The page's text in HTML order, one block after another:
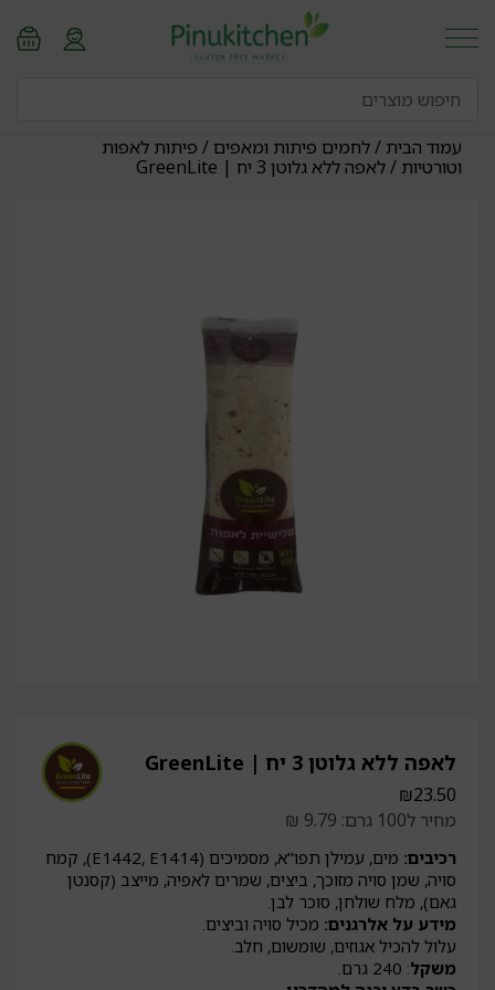
עמוד הבית /לחמים פיתות ומאפים / פיתות לאפות
וטורטיות / לאפה ללא גלוטן 3 יח | GreenLite
לאפה ללא גלוטן 3 יח | GreenLite
₪23.50
מחיר ל100 גרם: 9.79 ₪
רכיבים:
מים, עמילן תפו"א, מסמיכים (E1442, E1414), קמח
סויה, שמן סויה מזוכך, ביצים, שמרים לאפיה, מייצב (קסנטן
גאם), מלח שולחן, סוכר לבן.
מידע על אלרגנים: מכיל סויה וביצים.
עלול להכיל אגוזים, שומשום, חלב.
משקל: 240 גרם.